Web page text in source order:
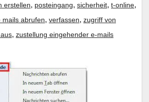
erstellen, posteingang, sicherheit, t-online,
mails abrufen, verfassen, zugriff von
, zustellung eingehender e-mails